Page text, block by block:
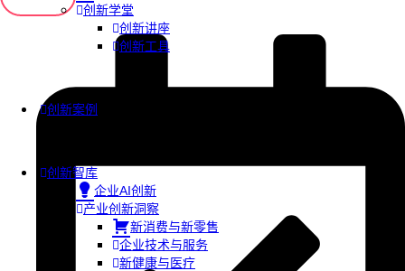
创新学堂
创新讲座
创新工具
创新案例
创新智库
企业AI创新
产业创新洞察
新消费与新零售
企业技术与服务
新健康与医疗